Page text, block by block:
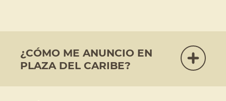
¿CÓMO ME ANUNCIO EN
PLAZA DEL CARIBE?